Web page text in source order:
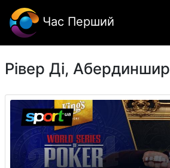
Час Перший
Рівер Ді, Абердиншир